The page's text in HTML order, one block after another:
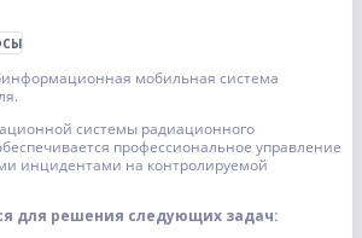
мобильная система
системы радиационного
профессиональное управление
инцидентами на контролируемой
для решения следующих задач: